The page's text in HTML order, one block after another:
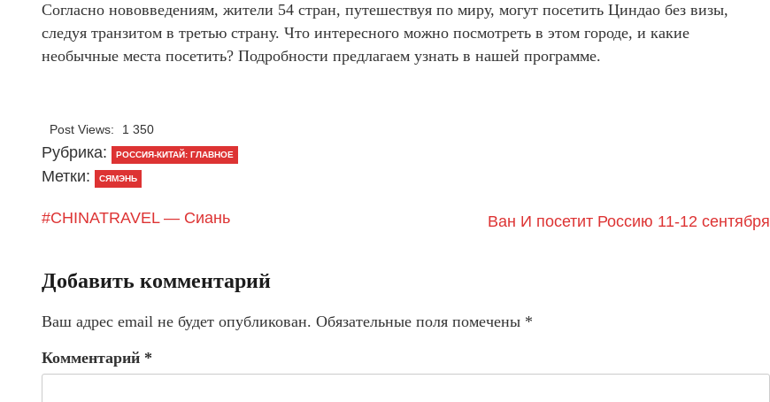
Согласно нововведениям, жители 54 стран, путешествуя по миру, могут посетить Циндао без визы,
следуя транзитом в третью страну. Что интересного можно посмотреть в этом городе, и какие
необычные места посетить? Подробности предлагаем узнать в нашей программе.
Post Views: 1 350
Рубрика: РОССИЯ-КИТАЙ: ГЛАВНОЕ
Метки: СЯМЭНЬ
#CHINATRAVEL — Сиань Ван И посетит Россию 11-12 сентября
Добавить комментарий
Ваш адрес email не будет опубликован. Обязательные поля помечены *
Комментарий *